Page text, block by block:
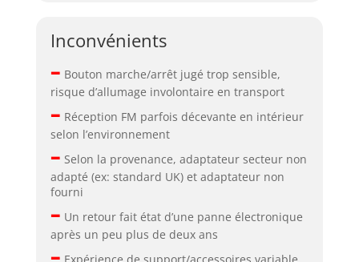
Inconvénients
– Bouton marche/arrêt jugé trop sensible,
risque d’allumage involontaire en transport
– Réception FM parfois décevante en intérieur
selon l’environnement
– Selon la provenance, adaptateur secteur non
adapté (ex: standard UK) et adaptateur non
fourni
– Un retour fait état d’une panne électronique
après un peu plus de deux ans
–